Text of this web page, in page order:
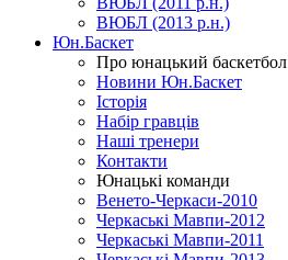
ВЮБЛ (2013 р.н.)
Юн.Баскет
Про юнацький баскетбол
Новини Юн.Баскет
Історія
Набір гравців
Наші тренери
Контакти
Юнацькі команди
Венето-Черкаси-2010
Черкаські Мавпи-2012
Черкаські Мавпи-2011